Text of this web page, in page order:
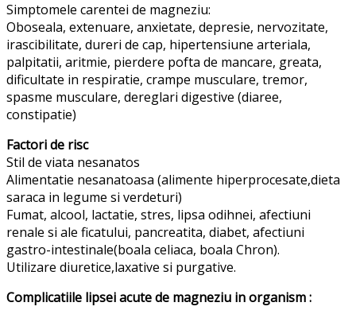
Simptomele carentei de magneziu:
Oboseala, extenuare, anxietate, depresie, nervozitate,
irascibilitate, dureri de cap, hipertensiune arteriala,
palpitatii, aritmie, pierdere pofta de mancare, greata,
dificultate in respiratie, crampe musculare, tremor,
spasme musculare, dereglari digestive (diaree,
constipatie)
Factori de risc
Stil de viata nesanatos
Alimentatie nesanatoasa (alimente hiperprocesate,dieta
saraca in legume si verdeturi)
Fumat, alcool, lactatie, stres, lipsa odihnei, afectiuni
renale si ale ficatului, pancreatita, diabet, afectiuni
gastro-intestinale(boala celiaca, boala Chron).
Utilizare diuretice,laxative si purgative.
Complicatiile lipsei acute de magneziu in organism :